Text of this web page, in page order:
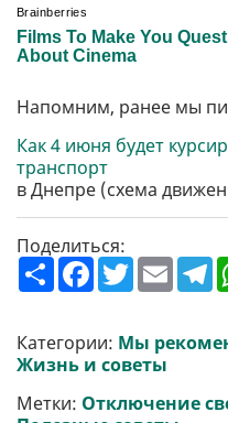
Напомним, ранее мы
Как 4 июня будет
транспорт
в Днепре (схема
Поделиться:
П
о
р
и
т
F
a
b
o
o
T
w
t
e
r
E
m
l
T
e
g
r
Категории: Мы
Жизнь и советы
Метки: Отключение